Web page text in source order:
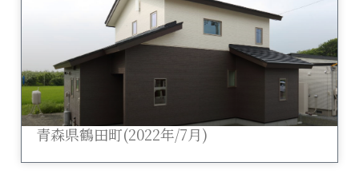
青森県鶴田町(2022年/7月)